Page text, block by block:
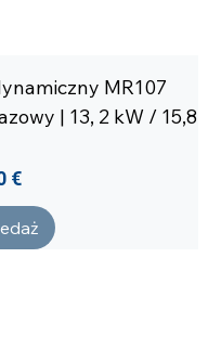
MR107
| 13, 2 kW / 15,8
€